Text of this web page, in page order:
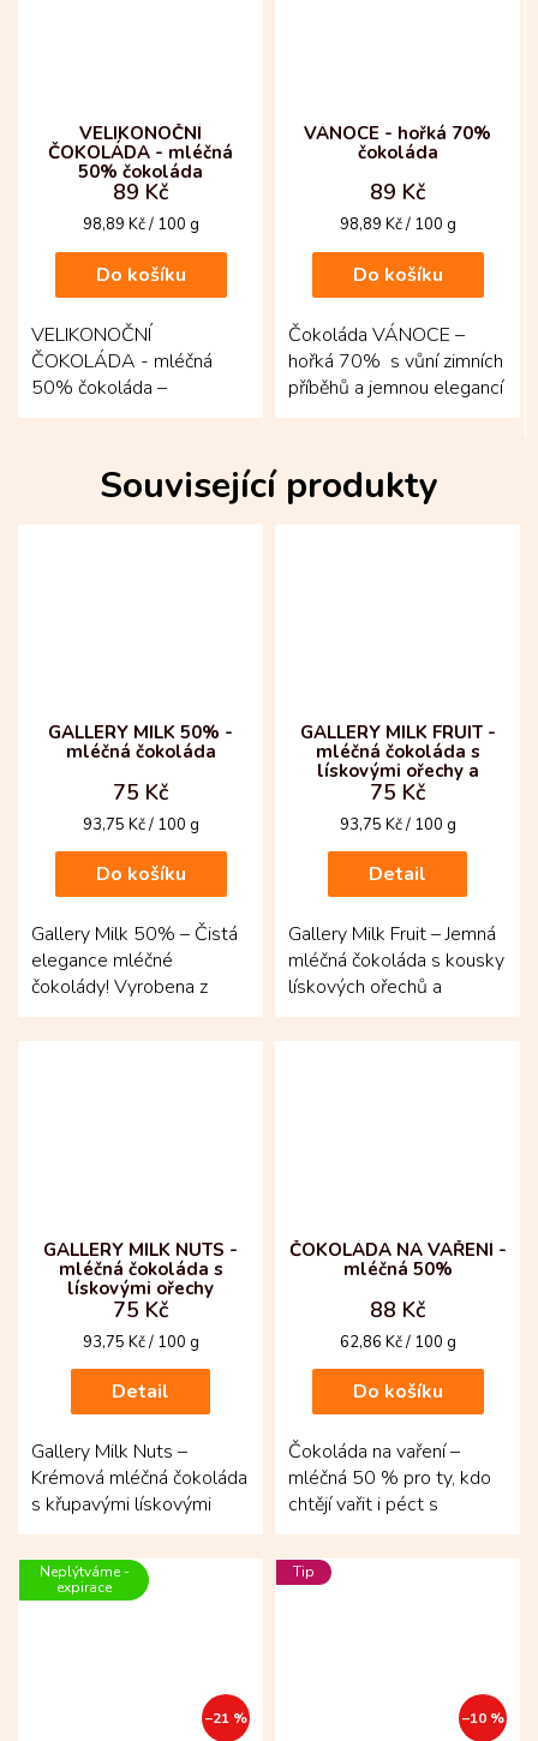
VELIKONOČNÍ
ČOKOLÁDA - mléčná
50% čokoláda
89 Kč
Měrná
98,89 Kč / 100 g
Do košíku
VELIKONOČNÍ
ČOKOLÁDA - mléčná
50% čokoláda –
velikonoční radost, která
ochutnání! Jemná...
VÁNOCE - hořká 70%
čokoláda
89 Kč
Měrná
98,89 Kč / 100 g
Do košíku
Čokoláda VÁNOCE –
hořká 70% s vůní zimních
příběhů a jemnou elegancí
kakaa. Vánoční tabulka z
Související produkty
GALLERY MILK 50% -
mléčná čokoláda
75 Kč
Měrná
93,75 Kč / 100 g
Do košíku
Gallery Milk 50% – Čistá
elegance mléčné
čokolády! Vyrobena z
kakaových bobů criollo a
trinitario z kolumbijské...
GALLERY MILK FRUIT -
mléčná čokoláda s
lískovými ořechy a
rozinkami
75 Kč
Měrná
93,75 Kč / 100 g
Detail
Gallery Milk Fruit – Jemná
mléčná čokoláda s kousky
lískových ořechů a
sladkých rozinek!
Vytvořená z kakaových
GALLERY MILK NUTS -
mléčná čokoláda s
lískovými ořechy
75 Kč
Měrná
93,75 Kč / 100 g
Detail
Gallery Milk Nuts –
Krémová mléčná čokoláda
s křupavými lískovými
ořechy! Vytvořená z
kakaových bobů criollo a...
ČOKOLÁDA NA VAŘENÍ -
mléčná 50%
88 Kč
Měrná
62,86 Kč / 100 g
Do košíku
Čokoláda na vaření –
mléčná 50 % pro ty, kdo
chtějí vařit i péct s
opravdovou kvalitou!
Vznikla z kakaových
bobů...
Neplýtváme -
expirace
–21 %
Tip
–10 %